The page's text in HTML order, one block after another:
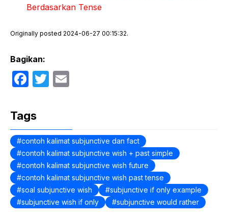
Berdasarkan Tense
Originally posted 2024-06-27 00:15:32.
Bagikan:
F
c
e
b
o
o
k
T
er
Tags
contoh kalimat subjunctive dan fact
contoh kalimat subjunctive wish + past simple
contoh kalimat subjunctive wish future
contoh kalimat subjunctive wish past tense
soal subjunctive wish
subjunctive if only example
subjunctive wish if only
subjunctive would rather